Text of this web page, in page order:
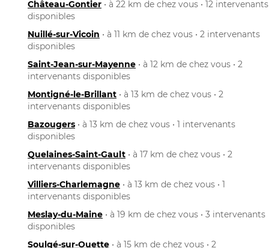
Château-Gontier • à 22 km de chez vous • 12 intervenants
disponibles
Nuillé-sur-Vicoin • à 11 km de chez vous • 2 intervenants
disponibles
Saint-Jean-sur-Mayenne • à 12 km de chez vous • 2
intervenants disponibles
Montigné-le-Brillant • à 13 km de chez vous • 2
intervenants disponibles
Bazougers • à 13 km de chez vous • 1 intervenants
disponibles
Quelaines-Saint-Gault • à 17 km de chez vous • 2
intervenants disponibles
Villiers-Charlemagne • à 13 km de chez vous • 1
intervenants disponibles
Meslay-du-Maine • à 19 km de chez vous • 3 intervenants
disponibles
Soulgé-sur-Ouette • à 15 km de chez vous • 2